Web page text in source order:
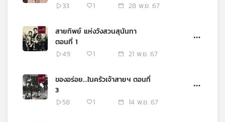
33
1 28 พ.ย. 67
สายทิพย์ แห่งวังสวนสุนันทา
ตอนที่ 1
49
1 21 พ.ย. 67
ของอร่อย...ในครัวเจ้าสายฯ ตอนที่
3
58
1 14 พ.ย. 67